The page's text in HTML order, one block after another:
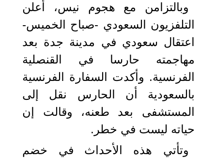
وبالتزامن مع هجوم نيس، أعلن
التلفزيون السعودي -صباح الخميس-
اعتقال سعودي في مدينة جدة بعد
مهاجمته حارسا في القنصلية
الفرنسية. وأكدت السفارة الفرنسية
بالسعودية أن الحارس نقل إلى
المستشفى بعد طعنه، وقالت إن
حياته ليست في خطر.
وتأتي هذه الأحداث في خضم